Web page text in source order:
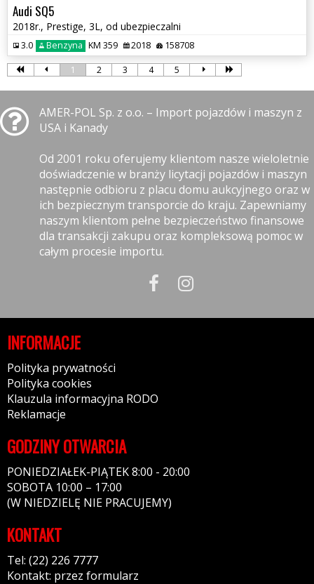
Audi SQ5
2018r., Prestige, 3L, od ubezpieczalni
3.0 Benzyna KM 359 2018 158708
1 2 3 4 5
AMER-POL Sp. z o.o. – Import pojazdów i maszyn z
USA i Kanady
Od 2001 roku oferujemy klientom nasze wieloletnie
doświadczenie w branży licytacji pojazdów i maszyn
następnie odbioru z placu domu aukcyjnego oraz w
ich bezpiecznym transporcie do kraju. Zapewniamy
naszym klientom pełne bezpieczeństwo finansowe
dla transakcji zakupu oraz kompleksową pomoc w
całym procesie importu.
INFORMACJE
Polityka prywatności
Polityka cookies
Klauzula informacyjna RODO
Reklamacje
GODZINY OTWARCIA
PONIEDZIAŁEK-PIĄTEK 8:00 - 20:00
SOBOTA 10:00 – 17:00
(W NIEDZIELĘ NIE PRACUJEMY)
KONTAKT
Tel: (22) 226 7777
Kontakt: przez formularz